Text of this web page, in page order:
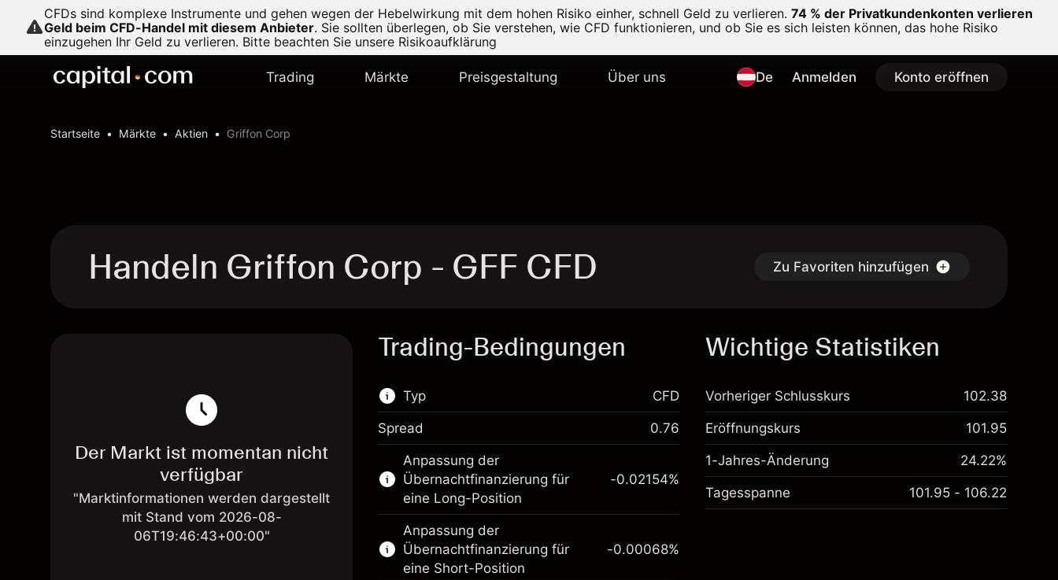
CFDs sind komplexe Instrumente und gehen wegen der Hebelwirkung mit dem hohen Risiko einher, schnell Geld zu verlieren. 74 % der Privatkundenkonten verlieren
Geld beim CFD-Handel mit diesem Anbieter. Sie sollten überlegen, ob Sie verstehen, wie CFD funktionieren, und ob Sie es sich leisten können, das hohe Risiko
einzugehen Ihr Geld zu verlieren. Bitte beachten Sie unsere Risikoaufklärung
Trading Märkte Preisgestaltung Über uns De Anmelden Konto eröffnen
Startseite Märkte Aktien Griffon Corp
Handeln Griffon Corp - GFF CFD Zu Favoriten hinzufügen
Der Markt ist momentan nicht
verfügbar
"Marktinformationen werden dargestellt
mit Stand vom 2026-08-
06T19:46:43+00:00"
Trading-Bedingungen
Typ
Dieser Finanzmarkt steht für das CFD-Trading
zur Verfügung.
Erfahren Sie mehr über:
CFDs
CFD
Spread 0.76
Anpassung der
Übernachtfinanzierung für
eine Long-Position
-0.02154%
Anpassung der
Übernachtfinanzierung für
eine Short-Position
-0.00068%
Wichtige Statistiken
Vorheriger Schlusskurs 102.38
Eröffnungskurs 101.95
1-Jahres-Änderung 24.22%
Tagesspanne 101.95 - 106.22